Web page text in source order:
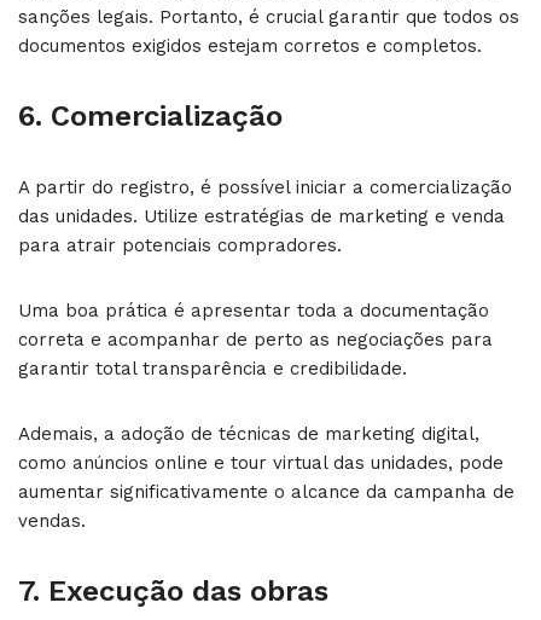
sanções legais. Portanto, é crucial garantir que todos os
documentos exigidos estejam corretos e completos.
6. Comercialização
A partir do registro, é possível iniciar a comercialização
das unidades. Utilize estratégias de marketing e venda
para atrair potenciais compradores.
Uma boa prática é apresentar toda a documentação
correta e acompanhar de perto as negociações para
garantir total transparência e credibilidade.
Ademais, a adoção de técnicas de marketing digital,
como anúncios online e tour virtual das unidades, pode
aumentar significativamente o alcance da campanha de
vendas.
7. Execução das obras